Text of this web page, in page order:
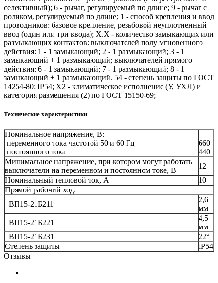
селективный); 6 - рычаг, регулируемый по длине; 9 - рычаг с
роликом, регулируемый по длине; 1 - способ крепления и ввод
проводников: базовое крепление, резьбовой неуплотненный
ввод (один или три ввода); X.Х - количество замыкающих или
размыкающих контактов: выключателей полу мгновенного
действия: 1 - 1 замыкающий; 2 - 1 размыкающий; 3 - 1
замыкающий + 1 размыкающий; выключателей прямого
действия: 6 - 1 замыкающий; 7 - 1 размыкающий; 8 - 1
замыкающий + 1 размыкающий. 54 - степень защиты по ГОСТ
14254-80: IP54; Х2 - климатическое исполнение (У, УХЛ) и
категория размещения (2) по ГОСТ 15150-69;
Технические характеристики
Номинальное напряжение, В:
переменного тока частотой 50 и 60 Гц
постоянного тока
660
440
Минимальное напряжение, при котором могут работать
выключатели на переменном и постоянном токе, В
12
Номинальный тепловой ток, А
10
Прямой рабочий ход:
ВП15-21Б211
2,6
мм
ВП15-21Б221
4,5
мм
ВП15-21Б231
22°
Степень защиты
IP54
Отзывы